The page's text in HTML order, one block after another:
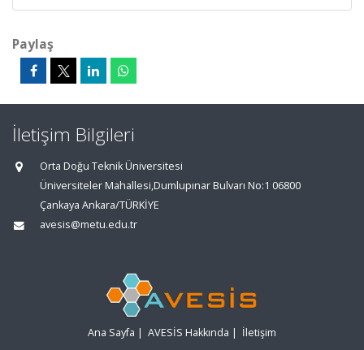
Paylaş
İletişim Bilgileri
Orta Doğu Teknik Üniversitesi
Üniversiteler Mahallesi,Dumlupınar Bulvarı No:1 06800
Çankaya Ankara/TÜRKİYE
avesis@metu.edu.tr
Ana Sayfa | AVESİS Hakkında | İletişim